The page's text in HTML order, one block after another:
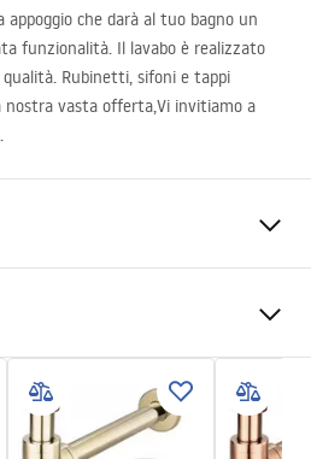
che darà al tuo bagno un
funzionalità. Il lavabo è realizzato
Rubinetti, sifoni e tappi
nostra vasta offerta,Vi invitiamo a
Rame
Spazzolato
550mm